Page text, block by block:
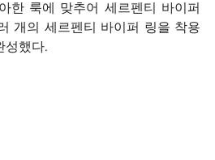
한 룩에 맞추어 세르펜티 바이퍼
개의 세르펜티 바이퍼 링을 착용
성했다.